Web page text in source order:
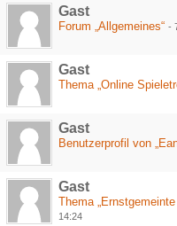
Gast
Forum „Allgemeines“ -
Gast
Thema „Online
Gast
Benutzerprofil von
Gast
Thema
14:24